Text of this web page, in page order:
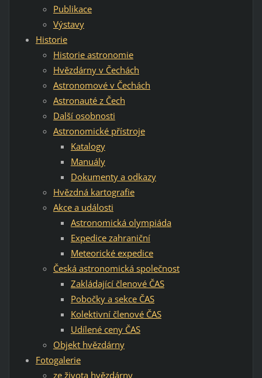
Publikace
Výstavy
Historie
Historie astronomie
Hvězdárny v Čechách
Astronomové v Čechách
Astronauté z Čech
Další osobnosti
Astronomické přístroje
Katalogy
Manuály
Dokumenty a odkazy
Hvězdná kartografie
Akce a události
Astronomická olympiáda
Expedice zahraniční
Meteorické expedice
Česká astronomická společnost
Zakládající členové ČAS
Pobočky a sekce ČAS
Kolektivní členové ČAS
Udílené ceny ČAS
Objekt hvězdárny
Fotogalerie
ze života hvězdárny